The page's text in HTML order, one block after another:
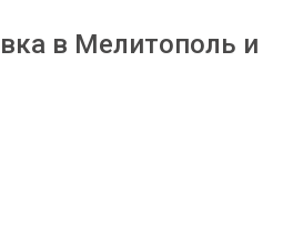
в Мелитополь и